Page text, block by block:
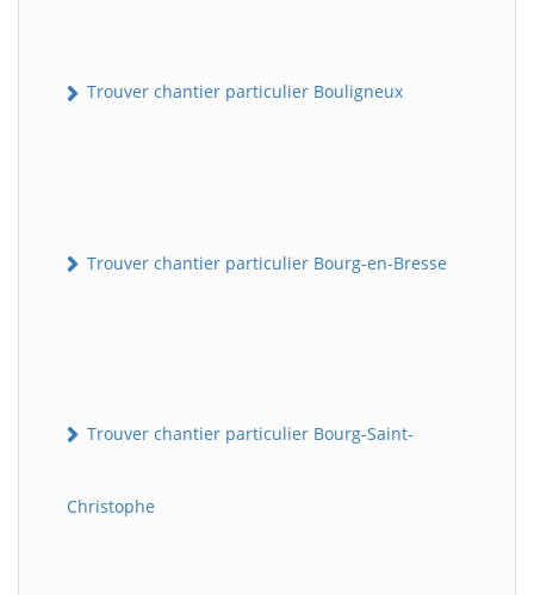
Trouver chantier particulier Bouligneux
Trouver chantier particulier Bourg-en-Bresse
Trouver chantier particulier Bourg-Saint-
Christophe